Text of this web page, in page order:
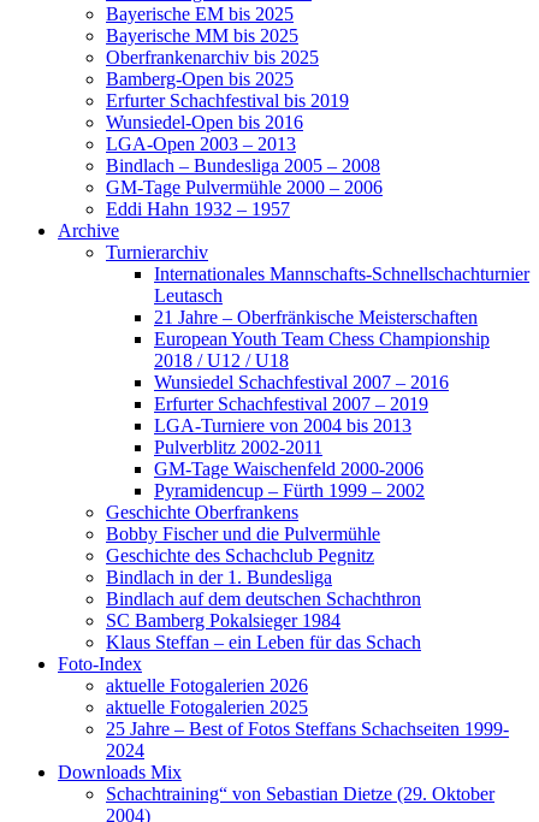
Bayerische EM bis 2025
Bayerische MM bis 2025
Oberfrankenarchiv bis 2025
Bamberg-Open bis 2025
Erfurter Schachfestival bis 2019
Wunsiedel-Open bis 2016
LGA-Open 2003 – 2013
Bindlach – Bundesliga 2005 – 2008
GM-Tage Pulvermühle 2000 – 2006
Eddi Hahn 1932 – 1957
Archive
Turnierarchiv
Internationales Mannschafts-Schnellschachturnier
Leutasch
21 Jahre – Oberfränkische Meisterschaften
European Youth Team Chess Championship
2018 / U12 / U18
Wunsiedel Schachfestival 2007 – 2016
Erfurter Schachfestival 2007 – 2019
LGA-Turniere von 2004 bis 2013
Pulverblitz 2002-2011
GM-Tage Waischenfeld 2000-2006
Pyramidencup – Fürth 1999 – 2002
Geschichte Oberfrankens
Bobby Fischer und die Pulvermühle
Geschichte des Schachclub Pegnitz
Bindlach in der 1. Bundesliga
Bindlach auf dem deutschen Schachthron
SC Bamberg Pokalsieger 1984
Klaus Steffan – ein Leben für das Schach
Foto-Index
aktuelle Fotogalerien 2026
aktuelle Fotogalerien 2025
25 Jahre – Best of Fotos Steffans Schachseiten 1999-
2024
Downloads Mix
Schachtraining“ von Sebastian Dietze (29. Oktober
2004)